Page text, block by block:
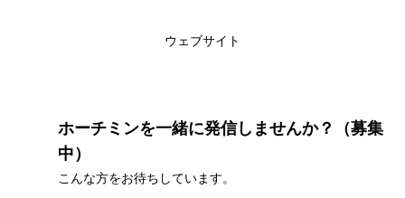
ウェブサイト
ホーチミンを一緒に発信しませんか？（募集
中）
こんな方をお待ちしています。